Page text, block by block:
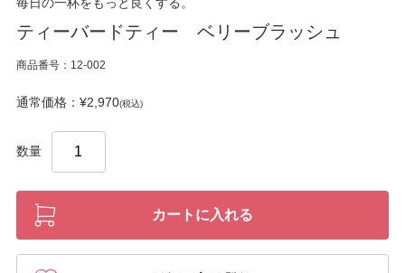
ティーバードティー ベリーブラッシュ
商品番号：12-002
通常価格：¥2,970(税込)
数量
カートに入れる